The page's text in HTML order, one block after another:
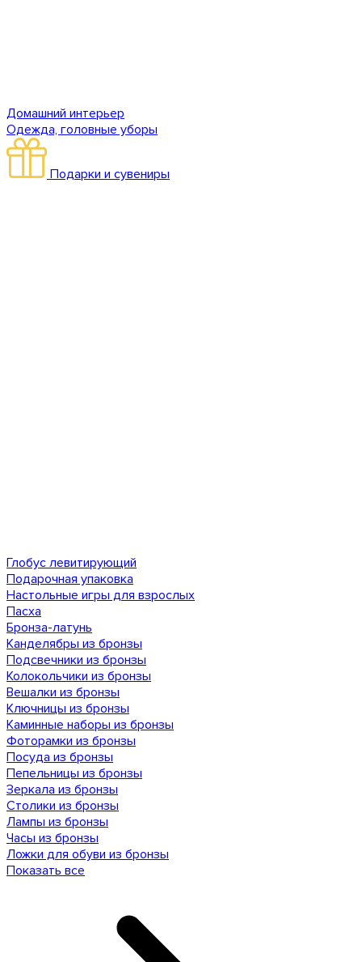
Домашний интерьер
Одежда, головные уборы
Подарки и сувениры
Глобус левитирующий
Подарочная упаковка
Настольные игры для взрослых
Пасха
Бронза-латунь
Канделябры из бронзы
Подсвечники из бронзы
Колокольчики из бронзы
Вешалки из бронзы
Ключницы из бронзы
Каминные наборы из бронзы
Фоторамки из бронзы
Посуда из бронзы
Пепельницы из бронзы
Зеркала из бронзы
Столики из бронзы
Лампы из бронзы
Часы из бронзы
Ложки для обуви из бронзы
Показать все